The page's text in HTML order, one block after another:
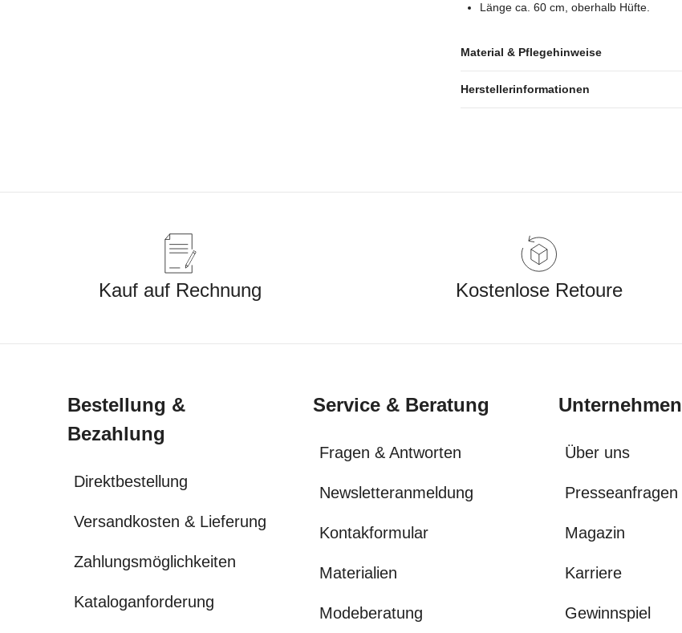
Länge ca. 60 cm, oberhalb Hüfte.
Material & Pflegehinweise
Herstellerinformationen
Kauf auf Rechnung Kostenlose Retoure
Bestellung &
Bezahlung
Direktbestellung
Versandkosten & Lieferung
Zahlungsmöglichkeiten
Kataloganforderung
Service & Beratung
Fragen & Antworten
Newsletteranmeldung
Kontakformular
Materialien
Modeberatung
Unternehmen
Über uns
Presseanfragen
Magazin
Karriere
Gewinnspiel